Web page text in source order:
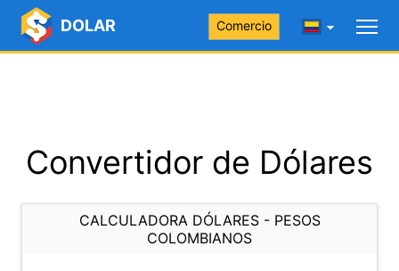
DOLAR Comercio
Convertidor de Dólares
CALCULADORA DÓLARES - PESOS
COLOMBIANOS